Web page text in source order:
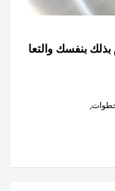
بنفسك والتعا